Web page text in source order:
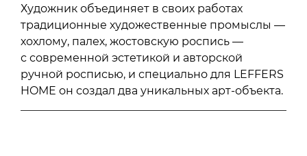
Художник объединяет в своих работах
традиционные художественные промыслы —
хохлому, палех, жостовскую роспись —
с современной эстетикой и авторской
ручной росписью, и специально для LEFFERS
HOME он создал два уникальных арт-объекта.